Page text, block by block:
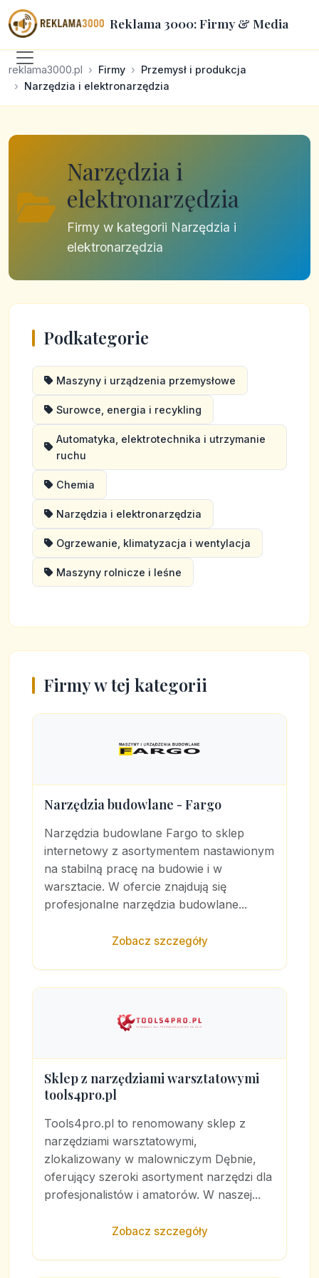
Reklama 3000: Firmy & Media
reklama3000.pl Firmy
Przemysł i produkcja
Narzędzia i elektronarzędzia
Narzędzia i
elektronarzędzia
Firmy w kategorii Narzędzia i
elektronarzędzia
Podkategorie
Maszyny i urządzenia przemysłowe
Surowce, energia i recykling
Automatyka, elektrotechnika i utrzymanie
ruchu
Chemia
Narzędzia i elektronarzędzia
Ogrzewanie, klimatyzacja i wentylacja
Maszyny rolnicze i leśne
Firmy w tej kategorii
Narzędzia budowlane - Fargo
Narzędzia budowlane Fargo to sklep
internetowy z asortymentem nastawionym
na stabilną pracę na budowie i w
warsztacie. W ofercie znajdują się
profesjonalne narzędzia budowlane...
Zobacz szczegóły
Sklep z narzędziami warsztatowymi
tools4pro.pl
Tools4pro.pl to renomowany sklep z
narzędziami warsztatowymi,
zlokalizowany w malowniczym Dębnie,
oferujący szeroki asortyment narzędzi dla
profesjonalistów i amatorów. W naszej...
Zobacz szczegóły